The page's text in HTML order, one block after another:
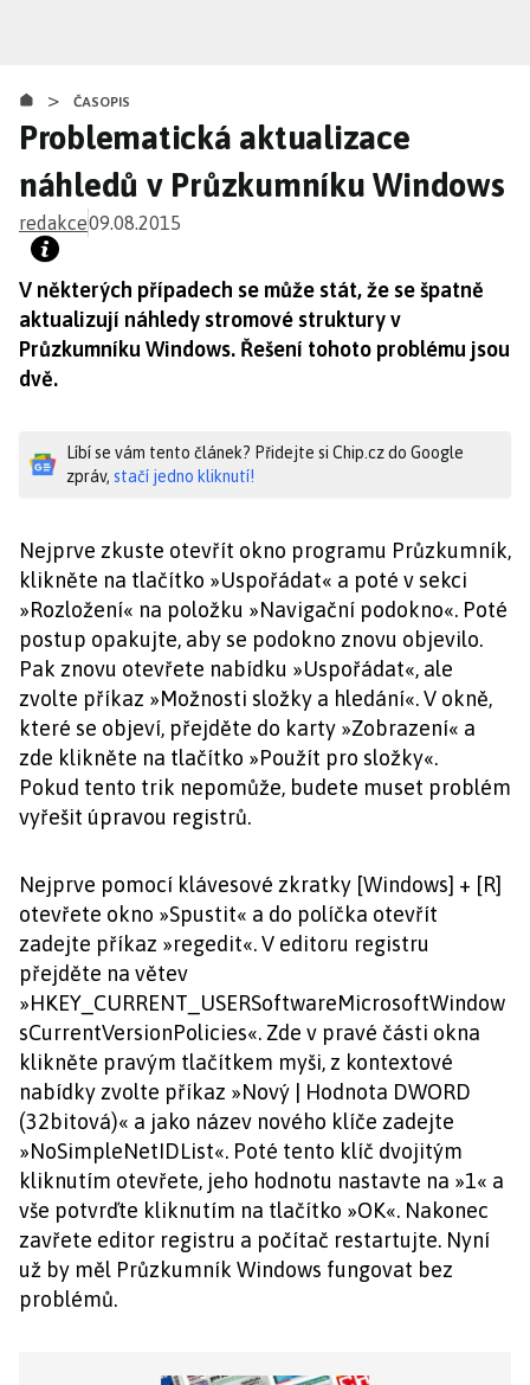
obsahu
> ČASOPIS
Problematická aktualizace
náhledů v Průzkumníku Windows
redakce09.08.2015
V některých případech se může stát, že se špatně
aktualizují náhledy stromové struktury v
Průzkumníku Windows. Řešení tohoto problému jsou
dvě.
Líbí se vám tento článek? Přidejte si Chip.cz do Google
zpráv, stačí jedno kliknutí!
Nejprve zkuste otevřít okno programu Průzkumník,
klikněte na tlačítko »Uspořádat« a poté v sekci
»Rozložení« na položku »Navigační podokno«. Poté
postup opakujte, aby se podokno znovu objevilo.
Pak znovu otevřete nabídku »Uspořádat«, ale
zvolte příkaz »Možnosti složky a hledání«. V okně,
které se objeví, přejděte do karty »Zobrazení« a
zde klikněte na tlačítko »Použít pro složky«.
Pokud tento trik nepomůže, budete muset problém
vyřešit úpravou registrů.
Nejprve pomocí klávesové zkratky [Windows] + [R]
otevřete okno »Spustit« a do políčka otevřít
zadejte příkaz »regedit«. V editoru registru
přejděte na větev
»HKEY_CURRENT_USERSoftwareMicrosoftWindow
sCurrentVersionPolicies«. Zde v pravé části okna
klikněte pravým tlačítkem myši, z kontextové
nabídky zvolte příkaz »Nový | Hodnota DWORD
(32bitová)« a jako název nového klíče zadejte
»NoSimpleNetIDList«. Poté tento klíč dvojitým
kliknutím otevřete, jeho hodnotu nastavte na »1« a
vše potvrďte kliknutím na tlačítko »OK«. Nakonec
zavřete editor registru a počítač restartujte. Nyní
už by měl Průzkumník Windows fungovat bez
problémů.